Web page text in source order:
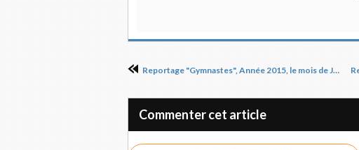
Reportage "Gymnastes", Année 2015, le mois de Janvier partie 5
Commenter cet article